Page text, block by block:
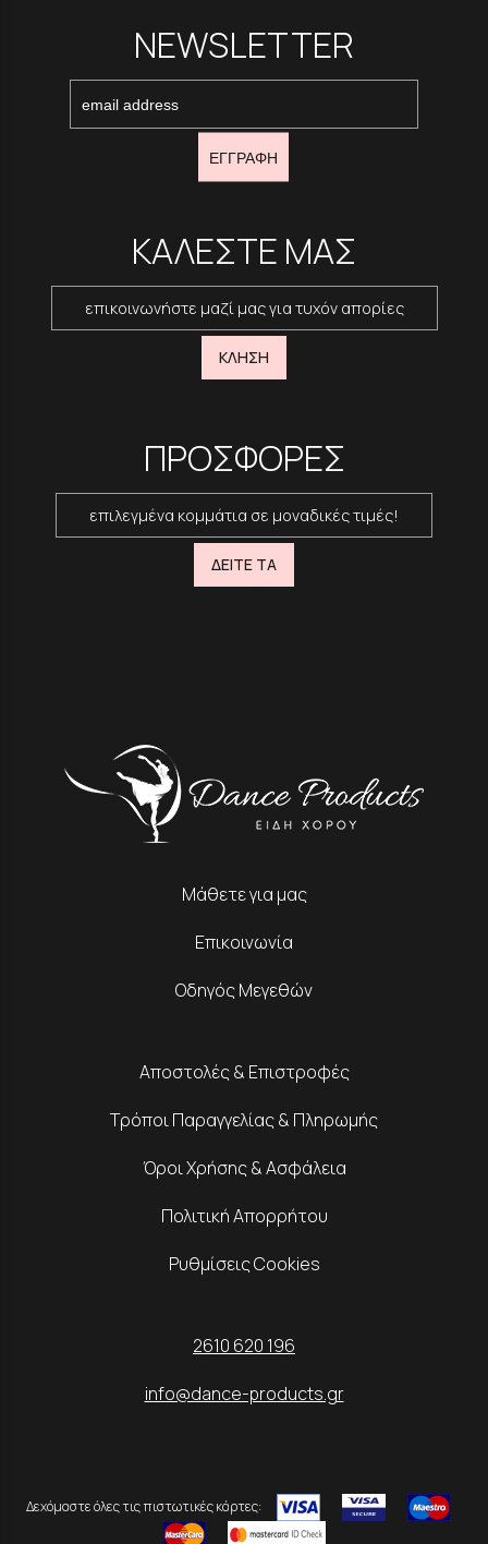
NEWSLETTER
ΕΓΓΡΑΦΗ
ΚΑΛΕΣΤΕ ΜΑΣ
επικοινωνήστε μαζί μας για τυχόν απορίες
ΚΛΗΣΗ
ΠΡΟΣΦΟΡΕΣ
επιλεγμένα κομμάτια σε μοναδικές τιμές!
ΔΕΙΤΕ ΤΑ
Μάθετε για μας
Επικοινωνία
Οδηγός Μεγεθών
Αποστολές & Επιστροφές
Τρόποι Παραγγελίας & Πληρωμής
Όροι Χρήσης & Ασφάλεια
Πολιτική Απορρήτου
Ρυθμίσεις Cookies
2610 620 196
info@dance-products.gr
Δεχόμαστε όλες τις πιστωτικές κάρτες: